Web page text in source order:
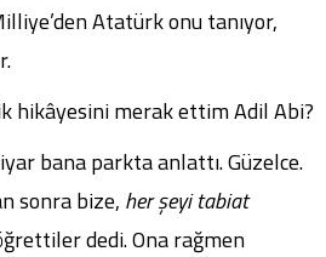
Atatürk onu tanıyor,
hikâyesini merak ettim Adil Abi?
bana parkta anlattı. Güzelce.
sonra bize, her şeyi tabiat
dedi. Ona rağmen